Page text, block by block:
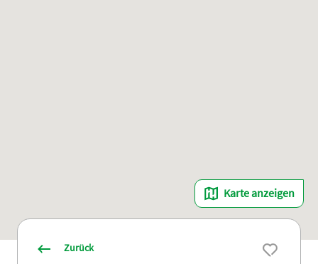
Karte anzeigen
Zurück